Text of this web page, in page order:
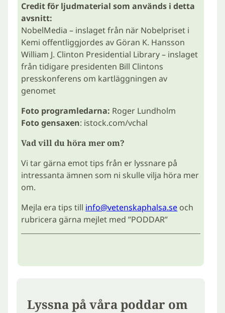
Credit för ljudmaterial som används i detta
avsnitt:
NobelMedia – inslaget från när Nobelpriset i
Kemi offentliggjordes av Göran K. Hansson
William J. Clinton Presidential Library – inslaget
från tidigare presidenten Bill Clintons
presskonferens om kartläggningen av
genomet
Foto programledarna: Roger Lundholm
Foto gensaxen: istock.com/vchal
Vad vill du höra mer om?
Vi tar gärna emot tips från er lyssnare på
intressanta ämnen som ni skulle vilja höra mer
om.
Mejla era tips till info@vetenskaphalsa.se och
rubricera gärna mejlet med ”PODDAR”
Lyssna på våra poddar om